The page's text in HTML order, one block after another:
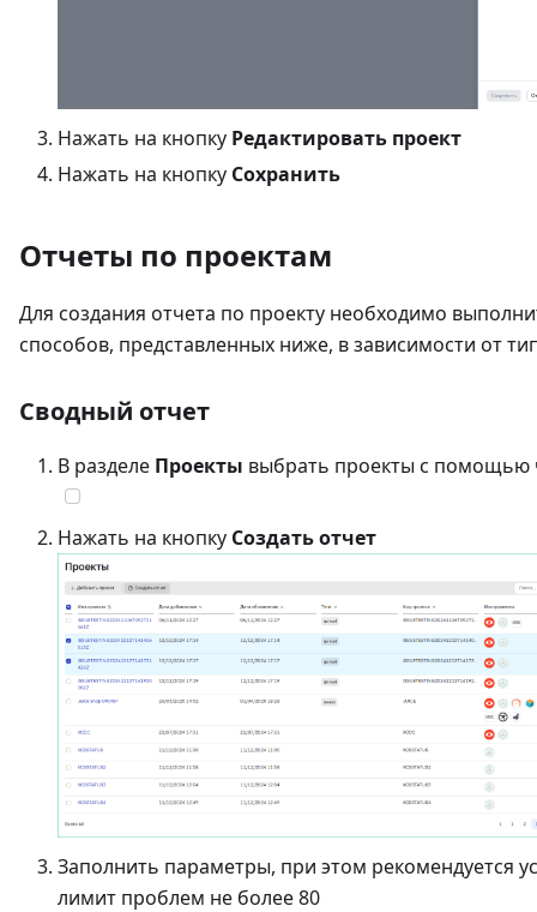
Нажать на кнопку Редактировать проект
Нажать на кнопку Сохранить
Отчеты по проектам
Для создания отчета по проекту необходимо
способов, представленных ниже, в зависимости от
Сводный отчет
В разделе Проекты выбрать проекты с помощью
Нажать на кнопку Создать отчет
Заполнить параметры, при этом рекомендуется
лимит проблем не более 80